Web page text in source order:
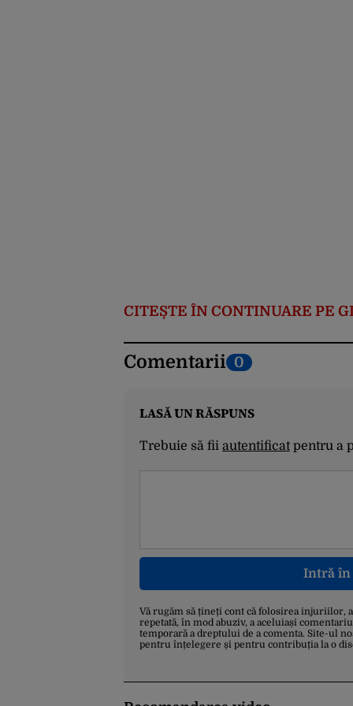
CITEȘTE ÎN CONTINUARE PE
Comentarii 0
LASĂ UN RĂSPUNS
Trebuie să fii autentificatpentru a
Intră în
Vă rugăm să țineți cont că folosirea
repetată, în mod abuziv, a aceluiași
temporară a dreptului de a comenta. Site-ul
pentru înțelegere și pentru contribuția la o